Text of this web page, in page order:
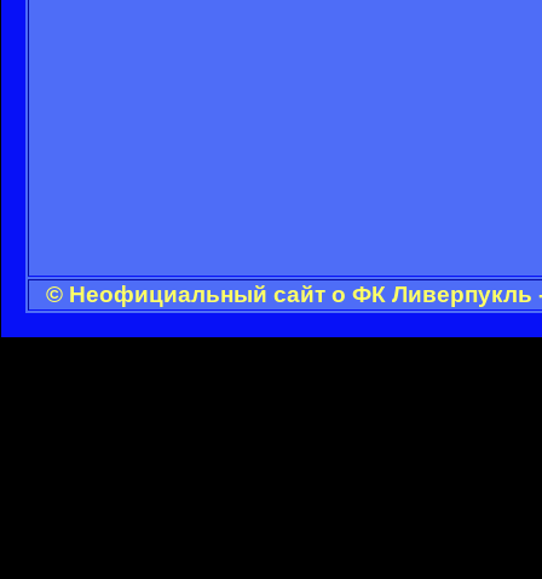
© Неофициальный сайт о ФК Ливерпукль